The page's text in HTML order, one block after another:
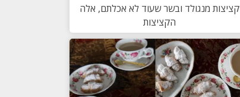
קציצות מנגולד ובשר שעוד לא אכלתם, אלה
הקציצות